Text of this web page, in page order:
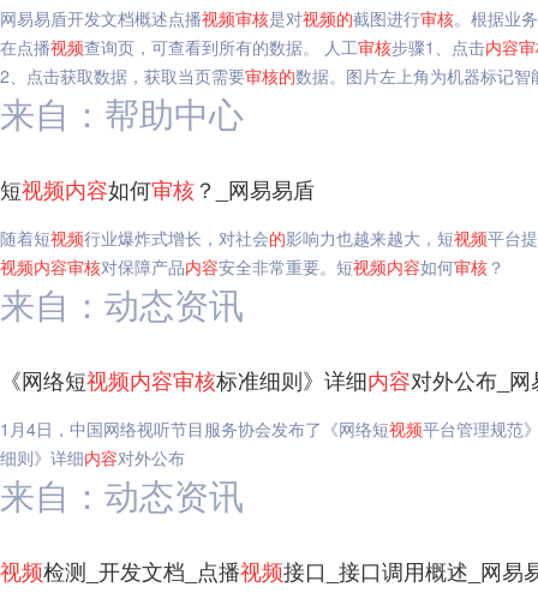
网易易盾开发文档概述点播视频审核是对视频的截图进行审核。根据业
在点播视频查询页，可查看到所有的数据。 人工审核步骤1、点击内容
2、点击获取数据，获取当页需要审核的数据。图片左上角为机器标记智
来自：帮助中心
短视频内容如何审核？_网易易盾
随着短视频行业爆炸式增长，对社会的影响力也越来越大，短视频平台
视频内容审核对保障产品内容安全非常重要。短视频内容如何审核 ？
来自：动态资讯
《网络短视频内容审核标准细则》详细内容对外公布_网
1月4日，中国网络视听节目服务协会发布了《网络短视频平台管理规范
细则》详细内容对外公布
来自：动态资讯
视频检测_开发文档_点播视频接口_接口调用概述_网易